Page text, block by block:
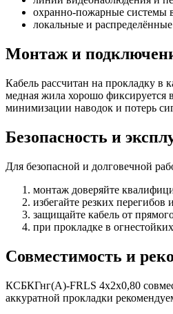
охранно-пожарные системы
локальные и
Монтаж и
Кабель рассчитан на прокладку в
медная жила хорошо фиксируется
минимизации наводок и потерь
Безопасность и
Для безопасной и долговечной
монтаж доверяйте
избегайте резких
защищайте кабель от
при прокладке в
Совместимость и
КСБКГнг(А)-FRLS 4х2х0,80
аккуратной прокладки